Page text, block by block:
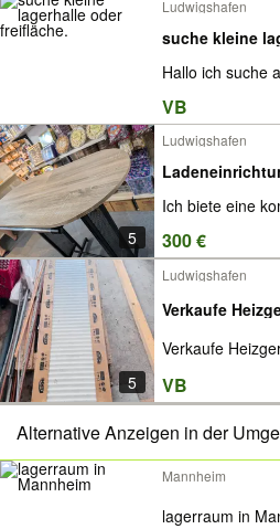
Ludwigshafen
Hallo ich suche
VB
5
Ludwigshafen
Ich biete eine
300 €
5
Ludwigshafen
Verkaufe
Verkaufe
VB
Alternative Anzeigen in der
Mannheim
lagerraum in